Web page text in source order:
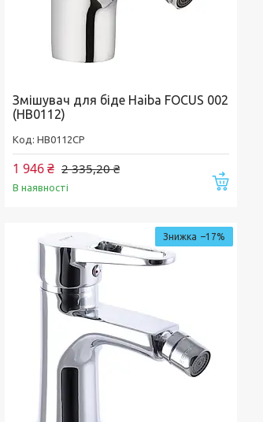
Купити
Змішувач для біде Haiba FOCUS 002
(HB0112)
HB0112CP
2 335,20 ₴
1 946 ₴
В наявності
–17%